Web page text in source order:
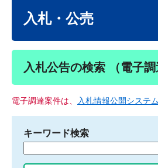
入札・公売
入札公告の検索 （電子調
電子調達案件は、 入札情報公開システム
キーワード検索